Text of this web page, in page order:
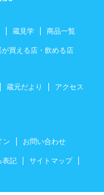
蔵見学 商品一覧
が買える店・飲める店
蔵元だより アクセス
ン お問い合わせ
表記 サイトマップ